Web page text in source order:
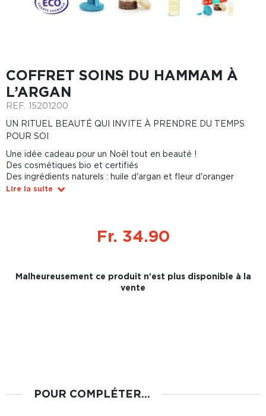
COFFRET SOINS DU HAMMAM À
L’ARGAN
REF. 15201200
UN RITUEL BEAUTÉ QUI INVITE À PRENDRE DU TEMPS
POUR SOI
Une idée cadeau pour un Noël tout en beauté !
Des cosmétiques bio et certifiés
Des ingrédients naturels : huile d'argan et fleur d'oranger
Lire la suite
Fr. 34.90
Malheureusement ce produit n'est plus disponible à la
vente
POUR COMPLÉTER...